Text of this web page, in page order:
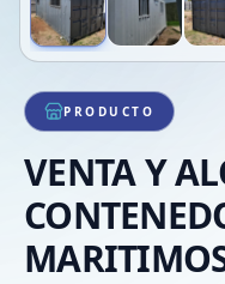
PRODUCTO
VENTA Y